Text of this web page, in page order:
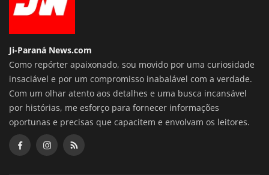
Ji-Paraná News.com
Como repórter apaixonado, sou movido por uma curiosidade
insaciável e por um compromisso inabalável com a verdade.
Com um olhar atento aos detalhes e uma busca incansável
por histórias, me esforço para fornecer informações
oportunas e precisas que capacitem e envolvam os leitores.